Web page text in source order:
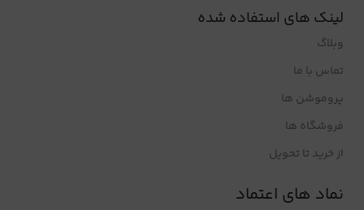
لینک های استفاده شده
وبلاگ
تماس با ما
پروموشن ها
فروشگاه ها
از خرید تا تحویل
نماد های اعتماد